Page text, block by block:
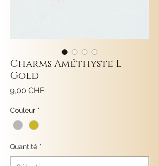
Charms Améthyste L
Gold
9,00 CHFPrix
Couleur *
Quantité *